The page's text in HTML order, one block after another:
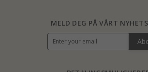
MELD DEG PÅ VÅRT